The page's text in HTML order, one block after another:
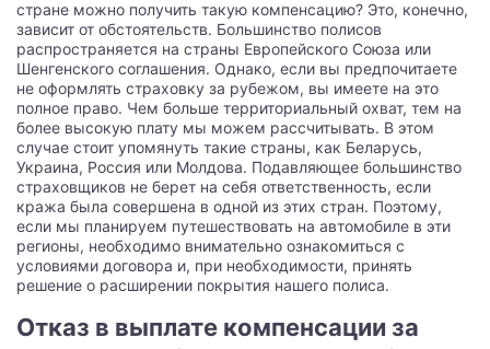
стране можно получить такую компенсацию? Это, конечно,
зависит от обстоятельств. Большинство полисов
распространяется на страны Европейского Союза или
Шенгенского соглашения. Однако, если вы предпочитаете
не оформлять страховку за рубежом, вы имеете на это
полное право. Чем больше территориальный охват, тем на
более высокую плату мы можем рассчитывать. В этом
случае стоит упомянуть такие страны, как Беларусь,
Украина, Россия или Молдова. Подавляющее большинство
страховщиков не берет на себя ответственность, если
кража была совершена в одной из этих стран. Поэтому,
если мы планируем путешествовать на автомобиле в эти
регионы, необходимо внимательно ознакомиться с
условиями договора и, при необходимости, принять
решение о расширении покрытия нашего полиса.
Отказ в выплате компенсации за